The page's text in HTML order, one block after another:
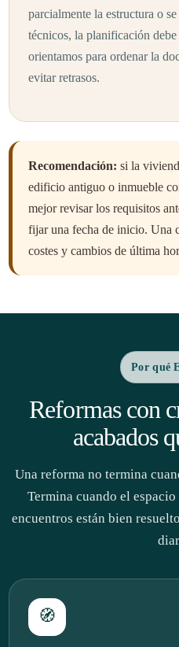
parcialmente la estructura o
técnicos, la planificación debe
orientamos para ordenar la
evitar retrasos.
Recomendación: si la
edificio antiguo o inmueble
mejor revisar los requisitos
fijar una fecha de inicio. Una
costes y cambios de última
Por qué
Reformas con
acabados
Una reforma no termina
Termina cuando el
encuentros están bien
🧭